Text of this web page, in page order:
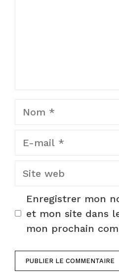
Site
Enregistrer mon
et mon site dans
mon prochain